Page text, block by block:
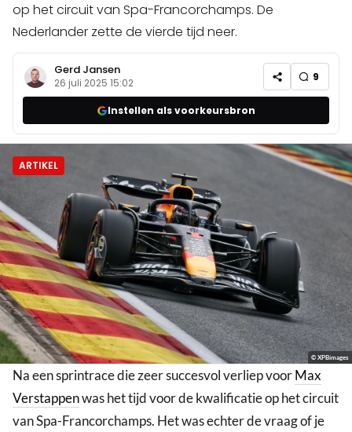
op het circuit van Spa-Francorchamps. De
Nederlander zette de vierde tijd neer.
Gerd Jansen
26 juli 2025 15:02 9
Instellen als voorkeursbron
ARTIKEL
© XPBimages
Na een sprintrace die zeer succesvol verliep voorMax
Verstappenwas het tijd voor de kwalificatie op het circuit
van Spa-Francorchamps. Het was echter de vraag of je